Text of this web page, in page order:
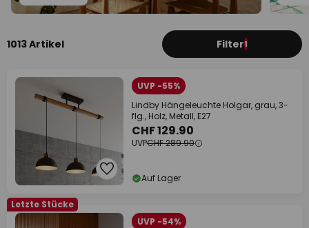
1013 Artikel Filter1
UVP -55%
Lindby Hängeleuchte Holgar, grau, 3-
flg., Holz, Metall, E27
CHF 129.90
UVPCHF 289.90
Auf Lager
Letzte Stücke
UVP -54%